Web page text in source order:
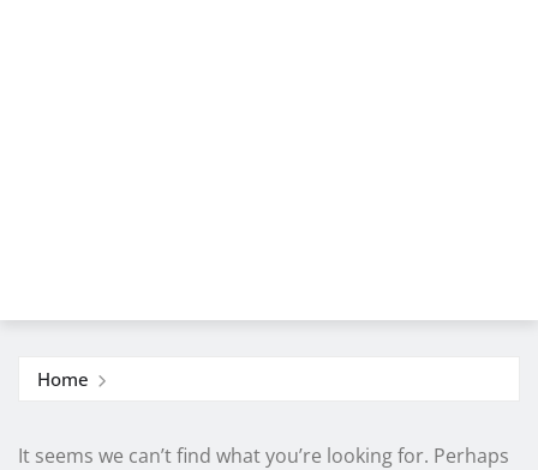
Home
It seems we can’t find what you’re looking for. Perhaps